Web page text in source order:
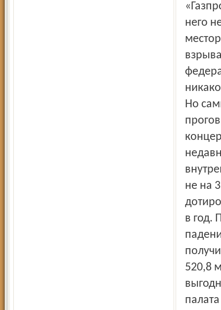
него
Но
не на
в год.
520,8